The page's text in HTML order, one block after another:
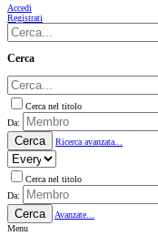
Accedi
Registrati
Cerca
Cerca nel titolo
Da:
Cerca Ricerca avanzata...
Cerca nel titolo
Da:
Cerca
Avanzate...
Menu